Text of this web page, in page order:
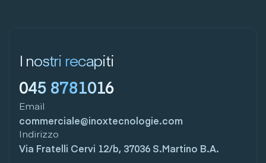
I nostri recapiti
045 8781016
Email
commerciale@inoxtecnologie.com
Indirizzo
Via Fratelli Cervi 12/b, 37036 S.Martino B.A.